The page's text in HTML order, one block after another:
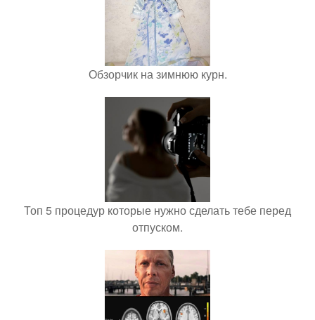
Обзорчик на зимнюю курн.
Топ 5 процедур которые нужно сделать тебе перед
отпуском.